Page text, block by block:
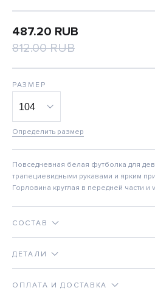
487.20 RUB
812.00 RUB
РАЗМЕР
Определить размер
Повседневная белая футболка для
трапециевидными рукавами и ярким
Горловина круглая в передней части и
СОСТАВ
ДЕТАЛИ
ОПЛАТА И ДОСТАВКА